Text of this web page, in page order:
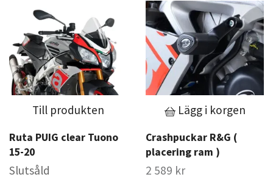
Till produkten
Ruta PUIG clear Tuono
15-20
Slutsåld
Lägg i korgen
Crashpuckar R&G (
placering ram )
2 589 kr